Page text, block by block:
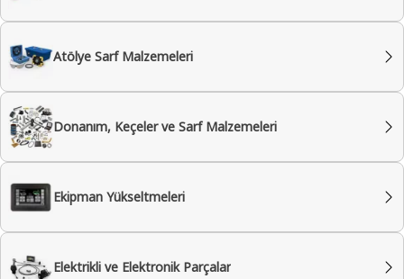
Atölye Sarf Malzemeleri
Donanım, Keçeler ve Sarf Malzemeleri
Ekipman Yükseltmeleri
Elektrikli ve Elektronik Parçalar